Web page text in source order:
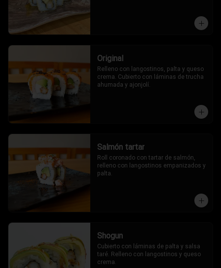
Original
Relleno con langostinos, palta y queso
crema. Cubierto con láminas de trucha
ahumada y ajonjolí.
Salmón tartar
Roll coronado con tartar de salmón,
relleno con langostinos empanizados y
palta.
Shogun
Cubierto con láminas de palta y salsa
taré. Relleno con langostinos y queso
crema.